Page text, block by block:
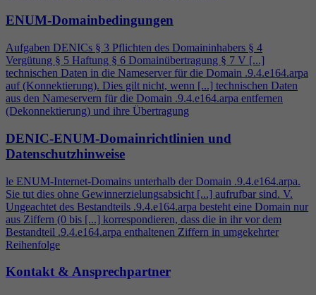
ENUM-Domainbedingungen
Aufgaben DENICs § 3 Pflichten des Domaininhabers § 4
Vergütung § 5 Haftung § 6 Domainübertragung § 7 V [...]
technischen Daten in die Nameserver für die Domain .9.4.e164.arpa
auf (Konnektierung). Dies gilt nicht, wenn [...] technischen Daten
aus den Nameservern für die Domain .9.4.e164.arpa entfernen
(Dekonnektierung) und ihre Übertragung
DENIC-ENUM-Domainrichtlinien und
Datenschutzhinweise
le ENUM-Internet-Domains unterhalb der Domain .9.4.e164.arpa.
Sie tut dies ohne Gewinnerzielungsabsicht [...] aufrufbar sind. V.
Ungeachtet des Bestandteils .9.4.e164.arpa besteht eine Domain nur
aus Ziffern (0 bis [...] korrespondieren, dass die in ihr vor dem
Bestandteil .9.4.e164.arpa enthaltenen Ziffern in umgekehrter
Reihenfolge
Kontakt & Ansprechpartner